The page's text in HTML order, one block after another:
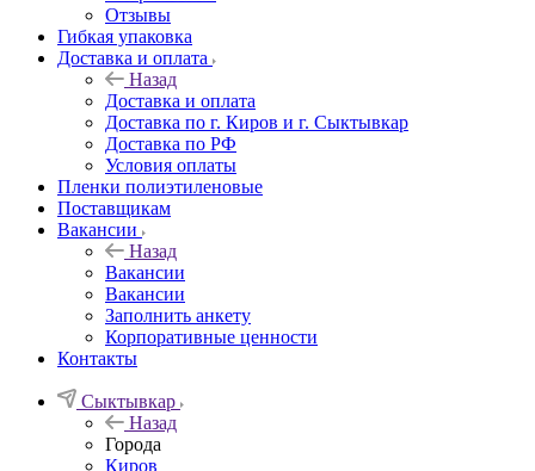
Отзывы
Гибкая упаковка
Доставка и оплата
Назад
Доставка и оплата
Доставка по г. Киров и г. Сыктывкар
Доставка по РФ
Условия оплаты
Пленки полиэтиленовые
Поставщикам
Вакансии
Назад
Вакансии
Вакансии
Заполнить анкету
Корпоративные ценности
Контакты
Сыктывкар
Назад
Города
Киров